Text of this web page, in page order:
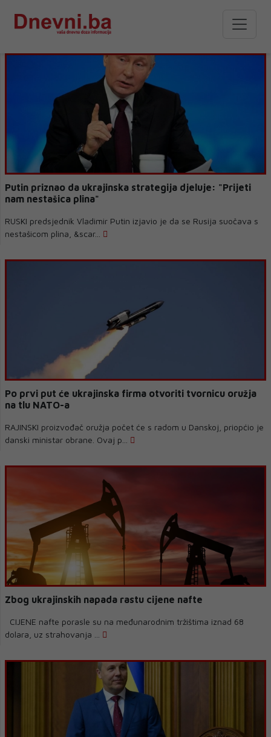
Putin priznao da ukrajinska strategija djeluje: "Prijeti
nam nestašica plina"
RUSKI predsjednik Vladimir Putin izjavio je da se Rusija suočava s
nestašicom plina, &scar...
Po prvi put će ukrajinska firma otvoriti tvornicu oružja
na tlu NATO-a
RAJINSKI proizvođač oružja počet će s radom u Danskoj, priopćio je
danski ministar obrane. Ovaj p...
Zbog ukrajinskih napada rastu cijene nafte
CIJENE nafte porasle su na međunarodnim tržištima iznad 68
dolara, uz strahovanja ...